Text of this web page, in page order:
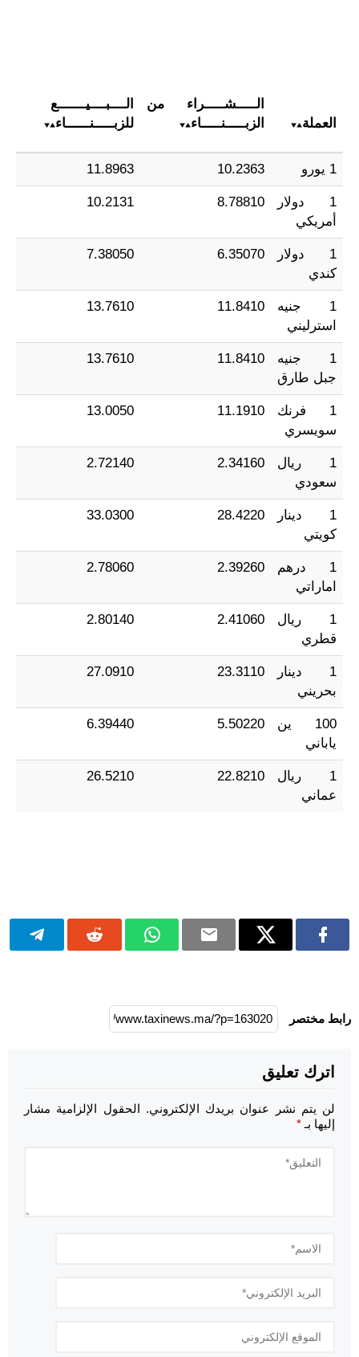
العملة
الـــــشـــــراء من
الزبـــــنـــــاء
الــــبــــيـــــــع
للزبـــــنــــــاء
1 يورو 10.2363
11.8963
1 دولار
أمريكي
8.78810
10.2131
1 دولار
كندي
6.35070
7.38050
1 جنيه
استرليني
11.8410
13.7610
1 جنيه
جبل طارق
11.8410
13.7610
1 فرنك
سويسري
11.1910
13.0050
1 ريال
سعودي
2.34160
2.72140
1 دينار
كويتي
28.4220
33.0300
1 درهم
اماراتي
2.39260
2.78060
1 ريال
قطري
2.41060
2.80140
1 دينار
بحريني
23.3110
27.0910
100 ين
ياباني
5.50220
6.39440
1 ريال
عماني
22.8210
26.5210
رابط مختصر
اترك تعليق
لن يتم نشر عنوان بريدك الإلكتروني. الحقول الإلزامية مشار
إليها بـ *